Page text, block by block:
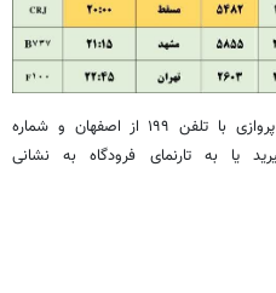
جهت اطلاع از تأخیرها و تغییر برنامه پروازی با تلفن ۱۹۹ از اصفهان و شماره